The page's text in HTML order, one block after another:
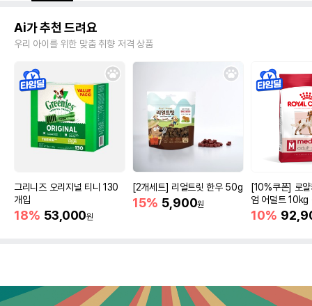
Ai가 추천 드려요
우리 아이를 위한 맞춤 취향 저격 상품
그리니즈 오리지널 티니 130
개입
18% 53,000원
[2개세트] 리얼트릿 한우 50g
15% 5,900원
[10%쿠폰] 로
엄 어덜트 10kg
증진
10%